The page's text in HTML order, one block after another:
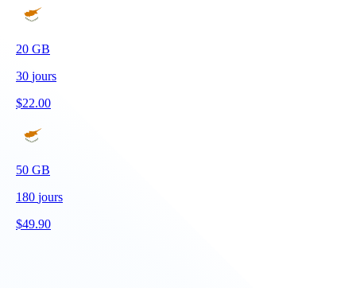
20 GB
30 jours
$22.00
50 GB
180 jours
$49.90